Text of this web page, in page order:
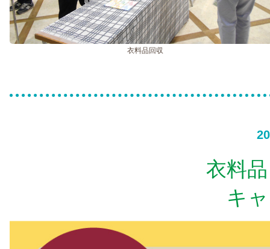
衣料品回収
衣料
キ